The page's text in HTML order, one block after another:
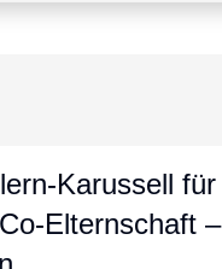
Karussell für
Elternschaft –